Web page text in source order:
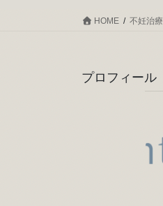
HOME 不妊治療
プロフィール